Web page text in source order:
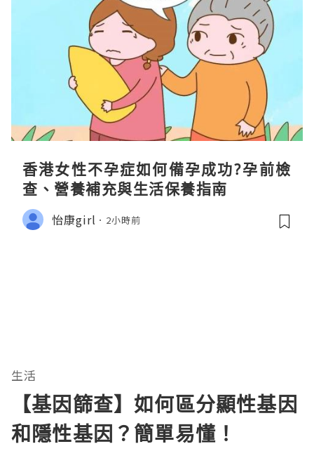
香港女性不孕症如何備孕成功?孕前檢
查、營養補充與生活保養指南
怡康girl 2小時前
生活
【基因篩查】如何區分顯性基因
和隱性基因？簡單易懂！